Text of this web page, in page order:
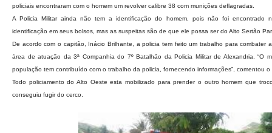
policiais encontraram com o homem um revolver calibre 38 com munições deflagradas.
A Policia Militar ainda não tem a identificação do homem, pois não foi encontrado
identificação em seus bolsos, mas as suspeitas são de que ele possa ser do Alto Sertão
De acordo com o capitão, Inácio Brilhante, a policia tem feito um trabalho para combater
área de atuação da 3ª Companhia do 7º Batalhão da Policia Militar de Alexandria. “O
população tem contribuído com o trabalho da policia, fornecendo informações”, comentou
Todo policiamento do Alto Oeste esta mobilizado para prender o outro homem que
conseguiu fugir do cerco.